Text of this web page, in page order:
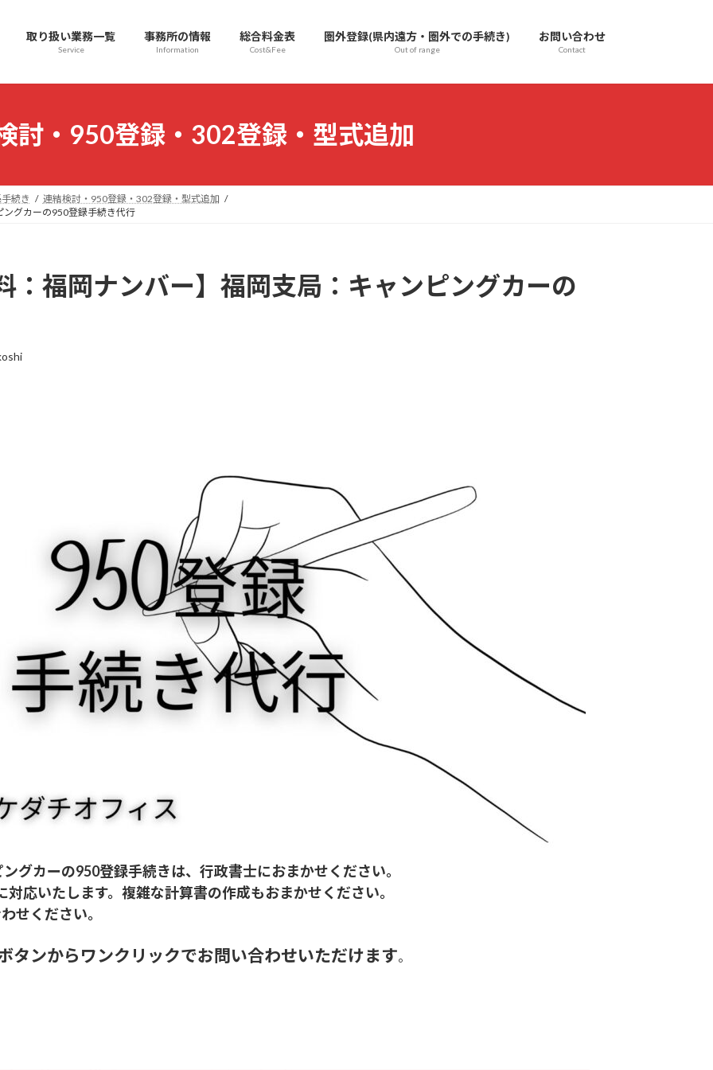
取り扱い業務一覧
Service
事務所の情報
Information
総合料金表
Cost&Fee
圏外登録(県内遠方・圏外での手続き)
Out of range
お問い合わせ
Contact
討・950登録・302登録・型式追加
続き
連結検討・950登録・302登録・型式追加
ングカーの950登録手続き代行
：福岡ナンバー】福岡支局：キャンピングカーの
グカーの950登録手続きは、行政書士におまかせください。
応いたします。複雑な計算書の作成もおまかせください。
せください。
タンからワンクリックでお問い合わせいただけます。